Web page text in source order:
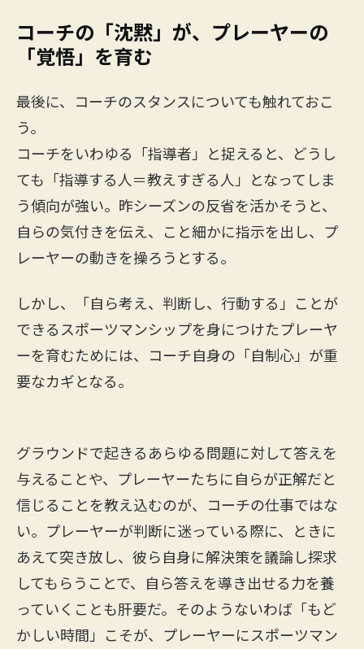
コーチの「沈黙」が、プレーヤーの
「覚悟」を育む
最後に、コーチのスタンスについても触れておこ
う。
コーチをいわゆる「指導者」と捉えると、どうし
ても「指導する人＝教えすぎる人」となってしま
う傾向が強い。昨シーズンの反省を活かそうと、
自らの気付きを伝え、こと細かに指示を出し、プ
レーヤーの動きを操ろうとする。
しかし、「自ら考え、判断し、行動する」ことが
できるスポーツマンシップを身につけたプレーヤ
ーを育むためには、コーチ自身の「自制心」が重
要なカギとなる。
グラウンドで起きるあらゆる問題に対して答えを
与えることや、プレーヤーたちに自らが正解だと
信じることを教え込むのが、コーチの仕事ではな
い。プレーヤーが判断に迷っている際に、ときに
あえて突き放し、彼ら自身に解決策を議論し探求
してもらうことで、自ら答えを導き出せる力を養
っていくことも肝要だ。そのようないわば「もど
かしい時間」こそが、プレーヤーにスポーツマン